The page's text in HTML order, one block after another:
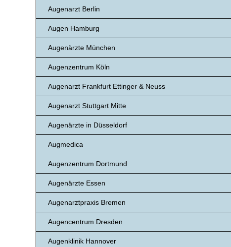
Augenarzt Berlin
Augen Hamburg
Augenärzte München
Augenzentrum Köln
Augenarzt Frankfurt Ettinger & Neuss
Augenarzt Stuttgart Mitte
Augenärzte in Düsseldorf
Augmedica
Augenzentrum Dortmund
Augenärzte Essen
Augenarztpraxis Bremen
Augencentrum Dresden
Augenklinik Hannover